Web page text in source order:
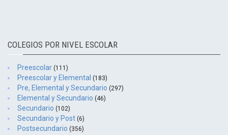
COLEGIOS POR NIVEL ESCOLAR
Preescolar (111)
Preescolar y Elemental (183)
Pre, Elemental y Secundario (297)
Elemental y Secundario (46)
Secundario (102)
Secundario y Post (6)
Postsecundario (356)